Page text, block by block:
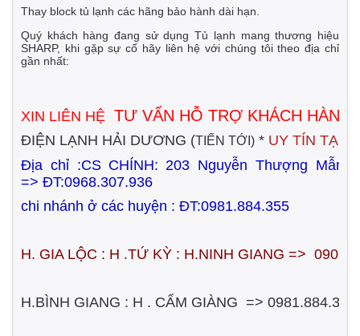
Thay block tủ lạnh các hãng bảo hành dài hạn.
Quý khách hàng đang sử dụng Tủ lạnh mang thương hiệu
SHARP, khi gặp sự cố hãy liên hệ với chúng tôi theo địa chỉ
gần nhất:
XIN LIÊN HỆ TƯ VẤN HỖ TRỢ KHÁCH HÀNG
ĐIỆN LẠNH HẢI DƯƠNG (TIẾN TỚI) * UY TÍN TẠO
Địa chỉ :CS CHÍNH: 203 Nguyễn Thượng Mẫn
=> ĐT:0968.307.936
chi nhánh ở các huyện : ĐT:0981.884.355
H. GIA LỘC : H .TỨ KỲ : H.NINH GIANG =>
H.BÌNH GIANG : H . CẨM GIÀNG => 0981.884.355